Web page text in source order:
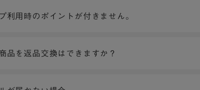
利用時のポイントが付きません。
品を返品交換はできますか？